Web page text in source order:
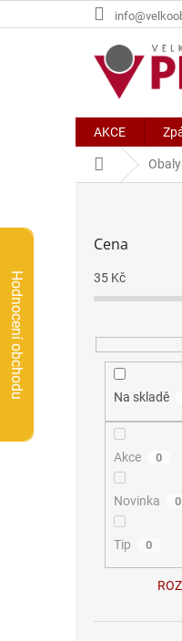
na
AKCE
Domů
Cena
35 Kč
Na skladě
Akce 0
Novinka 0
Tip 0
Hodnocení obchodu